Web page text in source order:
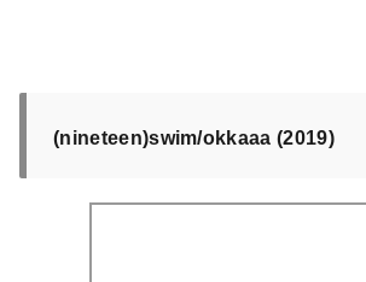
(nineteen)swim/okkaaa (2019)